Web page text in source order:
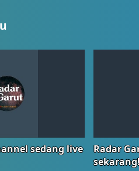
sedang live
Radar